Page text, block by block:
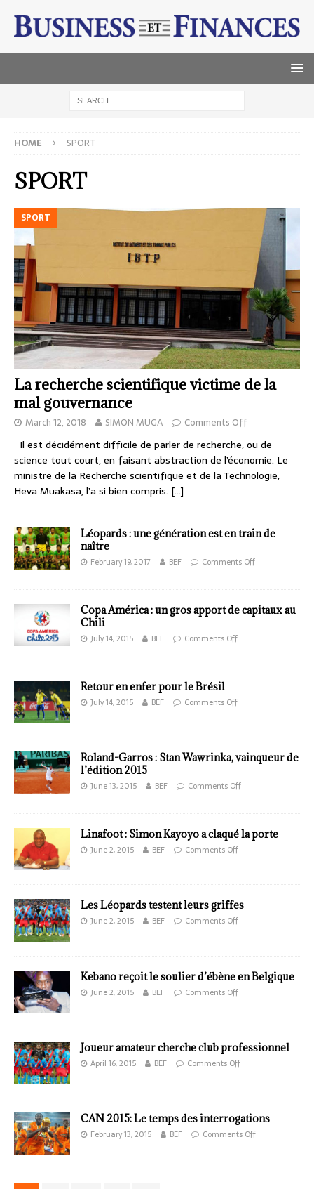
HOME SPORT
SPORT
SPORT
La recherche scientifique victime de la
mal gouvernance
March 12, 2018 SIMON MUGA Comments Off
Il est décidément difficile de parler de recherche, ou de
science tout court, en faisant abstraction de l’économie. Le
ministre de la Recherche scientifique et de la Technologie,
Heva Muakasa, l’a si bien compris. […]
Léopards : une génération est en train de
naître
February 19, 2017 BEF Comments Off
Copa América : un gros apport de capitaux au
Chili
July 14, 2015 BEF Comments Off
Retour en enfer pour le Brésil
July 14, 2015 BEF Comments Off
Roland-Garros : Stan Wawrinka, vainqueur de
l’édition 2015
June 13, 2015 BEF Comments Off
Linafoot : Simon Kayoyo a claqué la porte
June 2, 2015 BEF Comments Off
Les Léopards testent leurs griffes
June 2, 2015 BEF Comments Off
Kebano reçoit le soulier d’ébène en Belgique
June 2, 2015 BEF Comments Off
Joueur amateur cherche club professionnel
April 16, 2015 BEF Comments Off
CAN 2015: Le temps des interrogations
February 13, 2015 BEF Comments Off